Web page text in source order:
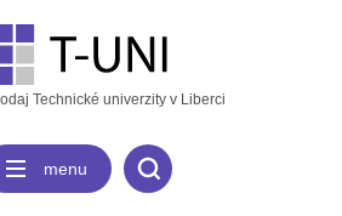
Technické univerzity v Liberci
menu